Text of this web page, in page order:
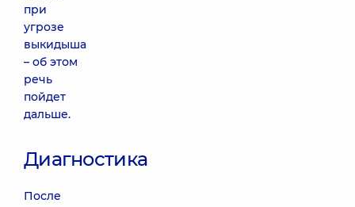
при
угрозе
выкидыша
– об этом
речь
пойдет
дальше.
Диагностика
После